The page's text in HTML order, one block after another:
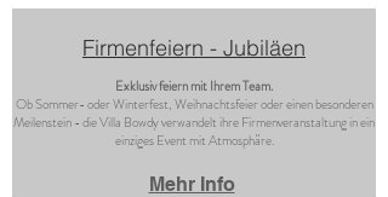
Firmenfeiern - Jubiläen
Exklusiv feiern mit Ihrem Team.
Ob Sommer- oder Winterfest, Weihnachtsfeier oder einen besonderen
Meilenstein - die Villa Bowdy verwandelt ihre Firmenveranstaltung in ein
einziges Event mit Atmosphäre.​
Mehr Info